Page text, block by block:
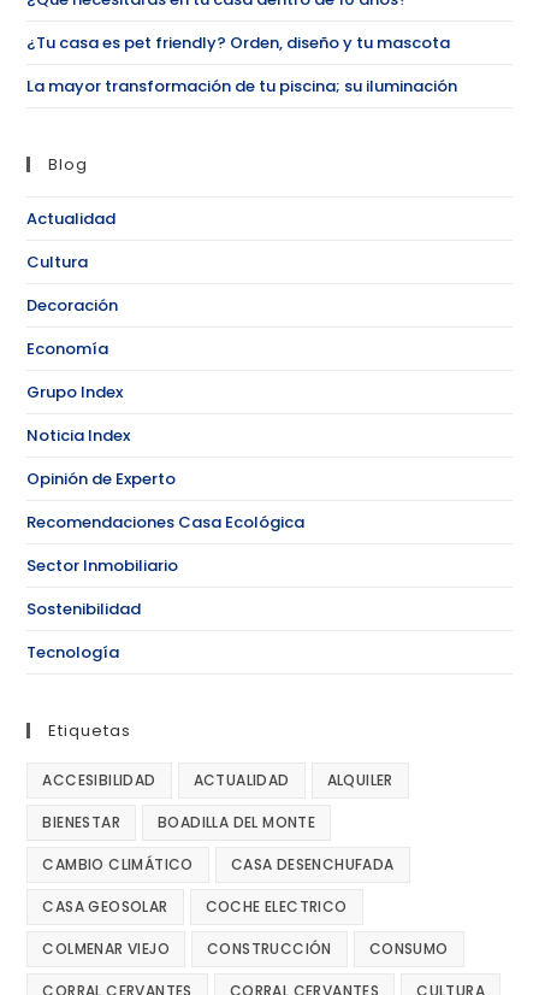
¿Tu casa es pet friendly? Orden, diseño y tu mascota
La mayor transformación de tu piscina; su iluminación
Blog
Actualidad
Cultura
Decoración
Economía
Grupo Index
Noticia Index
Opinión de Experto
Recomendaciones Casa Ecológica
Sector Inmobiliario
Sostenibilidad
Tecnología
Etiquetas
ACCESIBILIDAD ACTUALIDAD ALQUILER
BIENESTAR BOADILLA DEL MONTE
CAMBIO CLIMÁTICO CASA DESENCHUFADA
CASA GEOSOLAR COCHE ELECTRICO
COLMENAR VIEJO CONSTRUCCIÓN CONSUMO